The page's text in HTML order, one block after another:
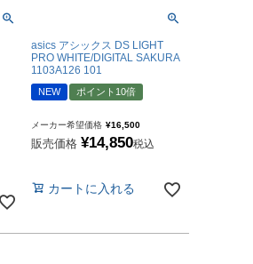
asics アシックス DS LIGHT
PRO WHITE/DIGITAL SAKURA
1103A126 101
NEW ポイント10倍
メーカー希望価格 ¥16,500
販売価格 ¥14,850税込
カートに入れる